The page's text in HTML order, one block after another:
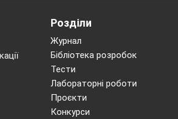
Розділи
Журнал
Бібліотека розробок
Тести
Лабораторні роботи
Проєкти
Конкурси